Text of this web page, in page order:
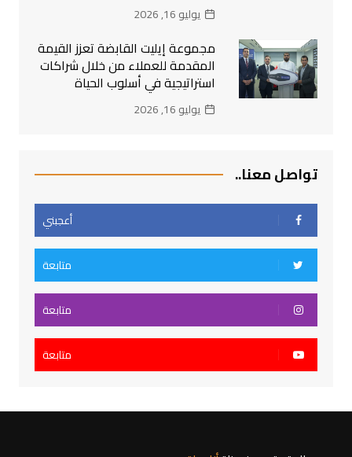
يوليو 16, 2026
مجموعة إيليت القابضة تعزز القيمة
المقدمة للعملاء من خلال شراكات
استراتيجية في أسلوب الحياة
يوليو 16, 2026
تواصل معنا..
أعجبني
متابعة
متابعة
متابعة